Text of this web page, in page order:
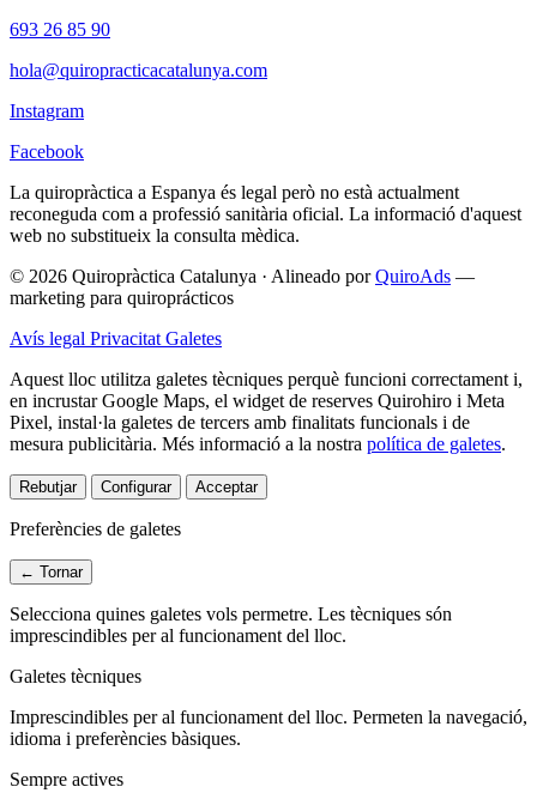
693 26 85 90
hola@quiropracticacatalunya.com
Instagram
Facebook
La quiropràctica a Espanya és legal però no està actualment
reconeguda com a professió sanitària oficial. La informació d'aquest
web no substitueix la consulta mèdica.
© 2026 Quiropràctica Catalunya · Alineado porQuiroAds —
marketing para quiroprácticos
Avís legal Privacitat Galetes
Aquest lloc utilitza galetes tècniques perquè funcioni correctament i,
en incrustar Google Maps, el widget de reserves Quirohiro i Meta
Pixel, instal·la galetes de tercers amb finalitats funcionals i de
mesura publicitària. Més informació a la nostra política de galetes.
Rebutjar Configurar Acceptar
Preferències de galetes
← Tornar
Selecciona quines galetes vols permetre. Les tècniques són
imprescindibles per al funcionament del lloc.
Galetes tècniques
Imprescindibles per al funcionament del lloc. Permeten la navegació,
idioma i preferències bàsiques.
Sempre actives